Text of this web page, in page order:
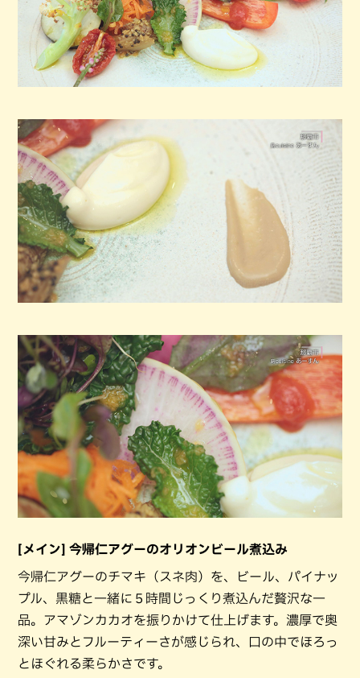
[メイン] 今帰仁アグーのオリオンビール煮込み
今帰仁アグーのチマキ（スネ肉）を、ビール、パイナッ
プル、黒糖と一緒に５時間じっくり煮込んだ贅沢な一
品。アマゾンカカオを振りかけて仕上げます。濃厚で奥
深い甘みとフルーティーさが感じられ、口の中でほろっ
とほぐれる柔らかさです。